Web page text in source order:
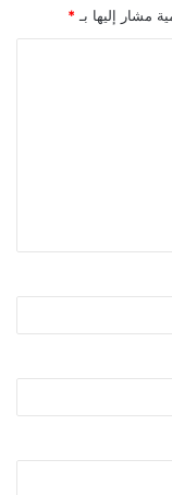
مشار إليها بـ *